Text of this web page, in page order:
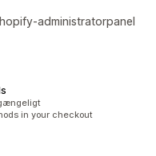
administratorpanel
in your checkout